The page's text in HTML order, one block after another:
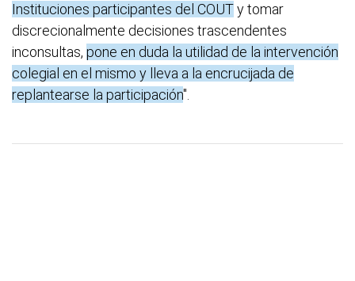
Instituciones participantes del COUTy tomar
discrecionalmente decisiones trascendentes
inconsultas, pone en duda la utilidad de la intervención
colegial en el mismo y lleva a la encrucijada de
replantearse la participación".